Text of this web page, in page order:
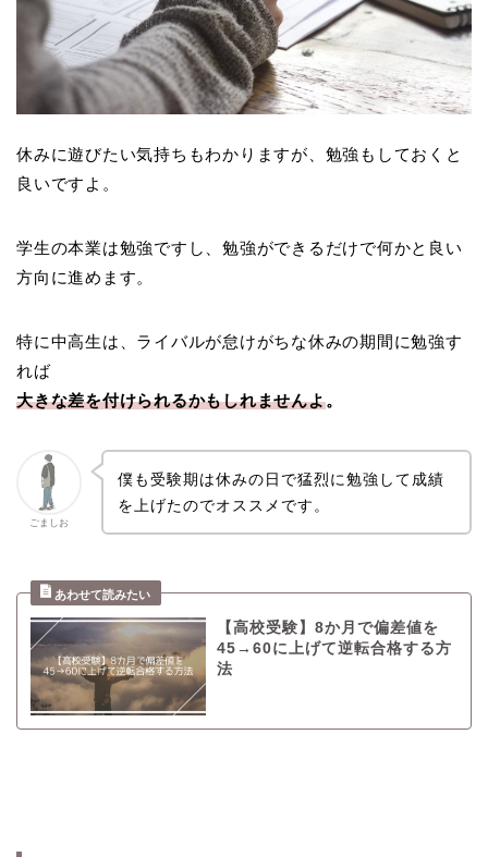
休みに遊びたい気持ちもわかりますが、勉強もしておくと
良いですよ。
学生の本業は勉強ですし、勉強ができるだけで何かと良い
方向に進めます。
特に中高生は、ライバルが怠けがちな休みの期間に勉強す
れば
大きな差を付けられるかもしれませんよ。
ごましお
僕も受験期は休みの日で猛烈に勉強して成績
を上げたのでオススメです。
【高校受験】8か月で偏差値を
45→60に上げて逆転合格する方
法